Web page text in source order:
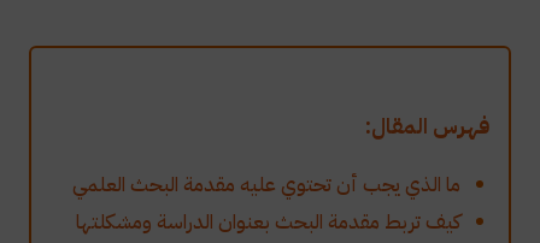
فهرس المقال:
ما الذي يجب أن تحتوي عليه مقدمة البحث العلمي
كيف تربط مقدمة البحث بعنوان الدراسة ومشكلتها